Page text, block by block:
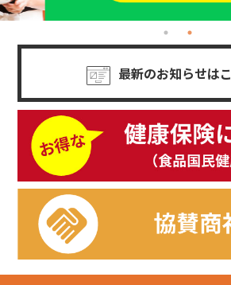
最新のお知らせは